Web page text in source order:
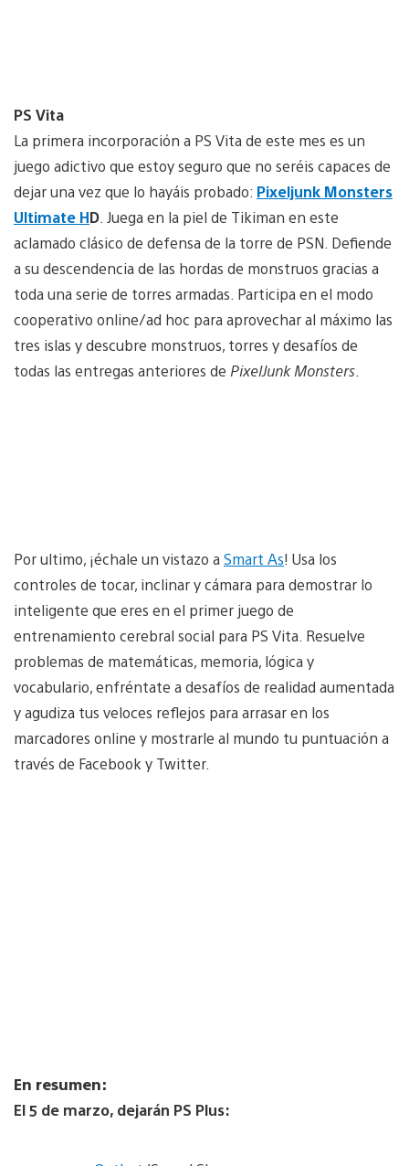
PS Vita
La primera incorporación a PS Vita de este mes es un
juego adictivo que estoy seguro que no seréis capaces de
dejar una vez que lo hayáis probado: Pixeljunk Monsters
Ultimate HD . Juega en la piel de Tikiman en este
aclamado clásico de defensa de la torre de PSN. Defiende
a su descendencia de las hordas de monstruos gracias a
toda una serie de torres armadas. Participa en el modo
cooperativo online/ad hoc para aprovechar al máximo las
tres islas y descubre monstruos, torres y desafíos de
todas las entregas anteriores de PixelJunk Monsters
Por ultimo, ¡échale un vistazo a Smart As! Usa los
controles de tocar, inclinar y cámara para demostrar lo
inteligente que eres en el primer juego de
entrenamiento cerebral social para PS Vita. Resuelve
problemas de matemáticas, memoria, lógica y
vocabulario, enfréntate a desafíos de realidad aumentada
y agudiza tus veloces reflejos para arrasar en los
marcadores online y mostrarle al mundo tu puntuación a
través de Facebook y Twitter.
En resumen:
El 5 de marzo, dejarán PS Plus: